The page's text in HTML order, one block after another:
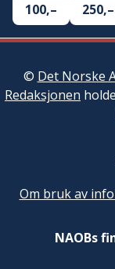
100,–
250,–
© Det Norske
Redaksjonen
Om bruk av
NAOBs